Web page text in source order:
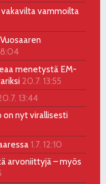
vammoilta
menetystä EM-
20.7. 13:55
13:44
on nyt virallisesti
1.7. 12:10
arvoniittyjä – myös